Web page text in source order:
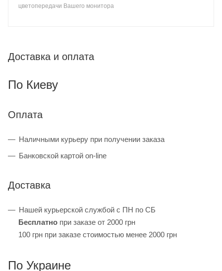
цветопередачи Вашего монитора
Доставка и оплата
По Киеву
Оплата
Наличными курьеру при получении заказа
Банковской картой on-line
Доставка
Нашей курьерской службой с ПН по СБ
Бесплатно при заказе от 2000 грн
100 грн при заказе стоимостью менее 2000 грн
По Украине